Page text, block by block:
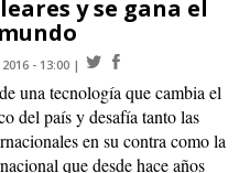
y se gana el
- 13:00
una tecnología que cambia el
del país y desafía tanto las
en su contra como la
que desde hace años